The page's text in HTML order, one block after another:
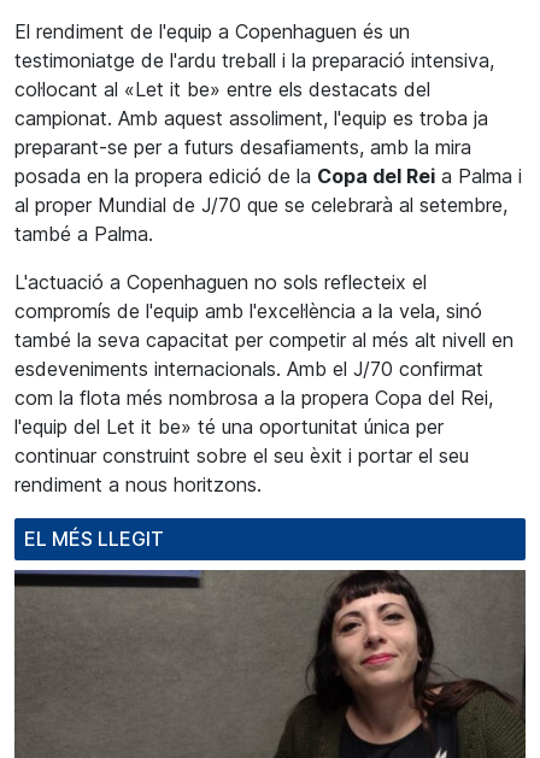
El rendiment de l'equip a Copenhaguen és un
testimoniatge de l'ardu treball i la preparació intensiva,
col·locant al «Let it be» entre els destacats del
campionat. Amb aquest assoliment, l'equip es troba ja
preparant-se per a futurs desafiaments, amb la mira
posada en la propera edició de la Copa del Rei a Palma i
al proper Mundial de J/70 que se celebrarà al setembre,
també a Palma.
L'actuació a Copenhaguen no sols reflecteix el
compromís de l'equip amb l'excel·lència a la vela, sinó
també la seva capacitat per competir al més alt nivell en
esdeveniments internacionals. Amb el J/70 confirmat
com la flota més nombrosa a la propera Copa del Rei,
l'equip del Let it be» té una oportunitat única per
continuar construint sobre el seu èxit i portar el seu
rendiment a nous horitzons.
EL MÉS LLEGIT